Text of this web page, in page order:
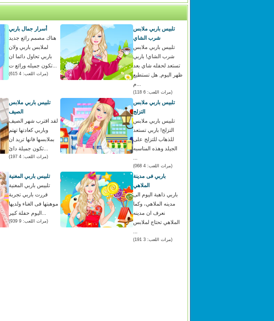
أسرار جمال باربي
هناك مصمم رائع جديد
لملابس باربي ولان
باربي تحاول دائما ان
(مرات اللعب: 4 615)
تلبيس باربي ملابس
شرب الشاي
تلبيس باربي ملابس
شرب الشاي! باربي
تستعد لحفله شاي بعد
ظهر اليوم, هل تستطيع
(مرات اللعب: 6 118)
تلبيس باربي ملابس
الصيف
لقد اقترب شهر الصيف
وباربي كعادتها تهتم
بملابسها فانها تريد ان
(مرات اللعب: 4 197)
تلبيس باربي ملابس
التزلج
تلبيس باربي ملابس
التزلج! باربي تستعد
للذهاب للتزلج على
الجيلد وهذه المناسبه
(مرات اللعب: 4 068)
تلبيس باربي المغنية
تلبيس باربي المغنية
قررت باربي تجربة
موهبتها فى الغناء ولديها
(مرات اللعب: 9 939)
باربي فى مدينة
الملاهي
باربي ذاهبة اليوم الى
مدينه الملاهي، وكما
نعرف ان مدينه
الملاهي تحتاج لملابس
(مرات اللعب: 3 191)